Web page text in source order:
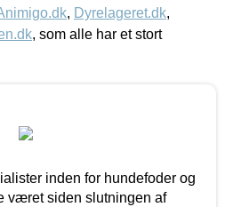
, Dyrelageret.dk,
, som alle har et stort
inden for hundefoder og
været siden slutningen af